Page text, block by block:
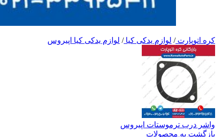
کره اتوپارت/ لوازم یدکی کیا/ لوازم یدکی کیا اپیروس
واشر درب ترموستات اپیروس
بازگشت به محصولات